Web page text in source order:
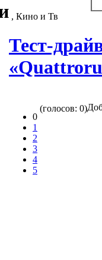
, Кино и Тв
Тест-
0
1
2
3
4
5
(голосов: 0)